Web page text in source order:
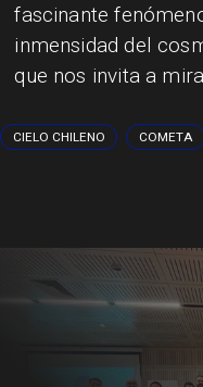
fascinante
inmensidad del
que nos invita a
CIELO CHILENO COMETA